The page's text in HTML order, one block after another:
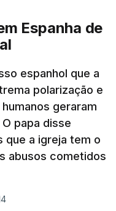
dizia esperar o
o padre assumiu
relação de cariz
que não quis
Espanha de
espanhol que a
polarização e
geraram
papa disse
que a igreja tem o
abusos cometidos